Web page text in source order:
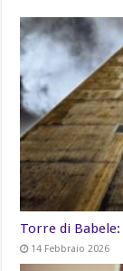
Torre di
14 Febbraio 2026